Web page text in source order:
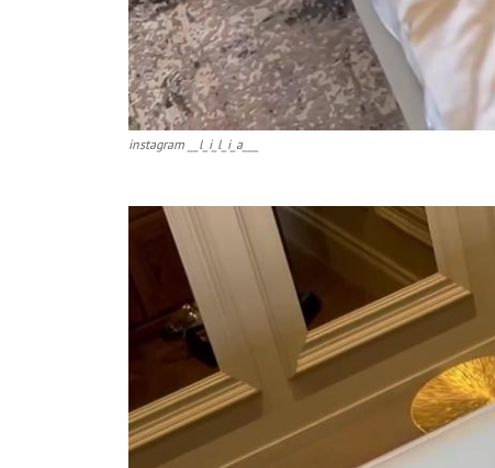
instagram __l_i_l_i_a___